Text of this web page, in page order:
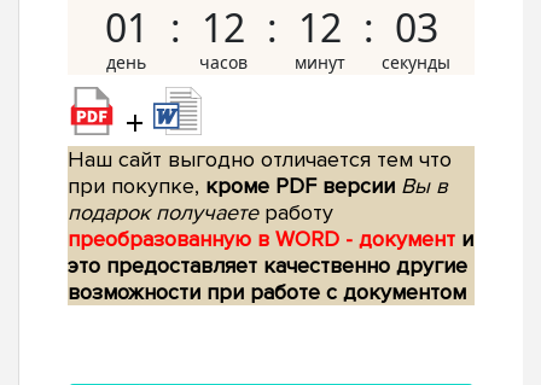
01 12 12 02
+
Наш сайт выгодно отличается тем что
при покупке, кроме PDF версии Вы в
подарок получаетеработу
преобразованную в WORD - документ и
это предоставляет качественно другие
возможности при работе с документом